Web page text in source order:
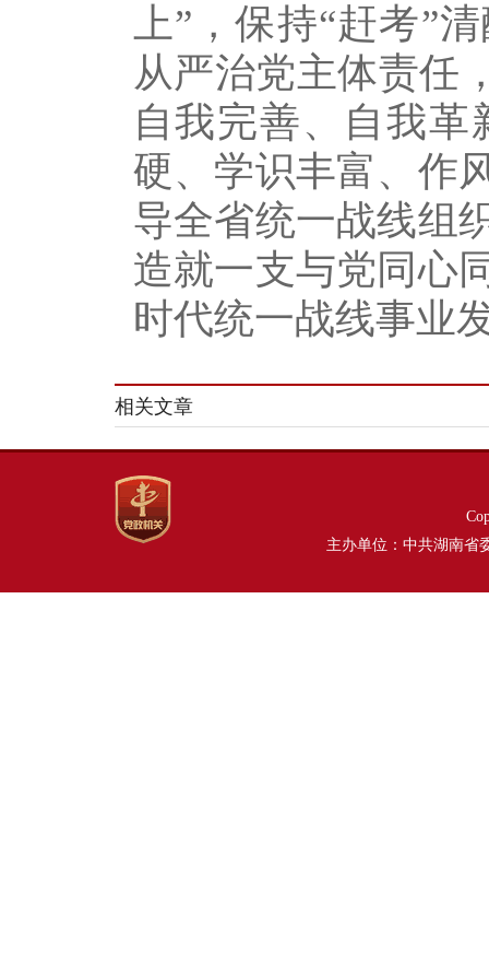
上”，保持“赶考”
从严治党主体责任
自我完善、自我
硬、学识丰富、作
导全省统一战线组
造就一支与党同心
时代统一战线事业
相关文章
主办单位：中共湖南省